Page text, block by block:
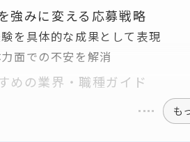
強みに変える応募戦略
を具体的な成果として表現
面での不安を解消
めの業界・職種ガイド
も